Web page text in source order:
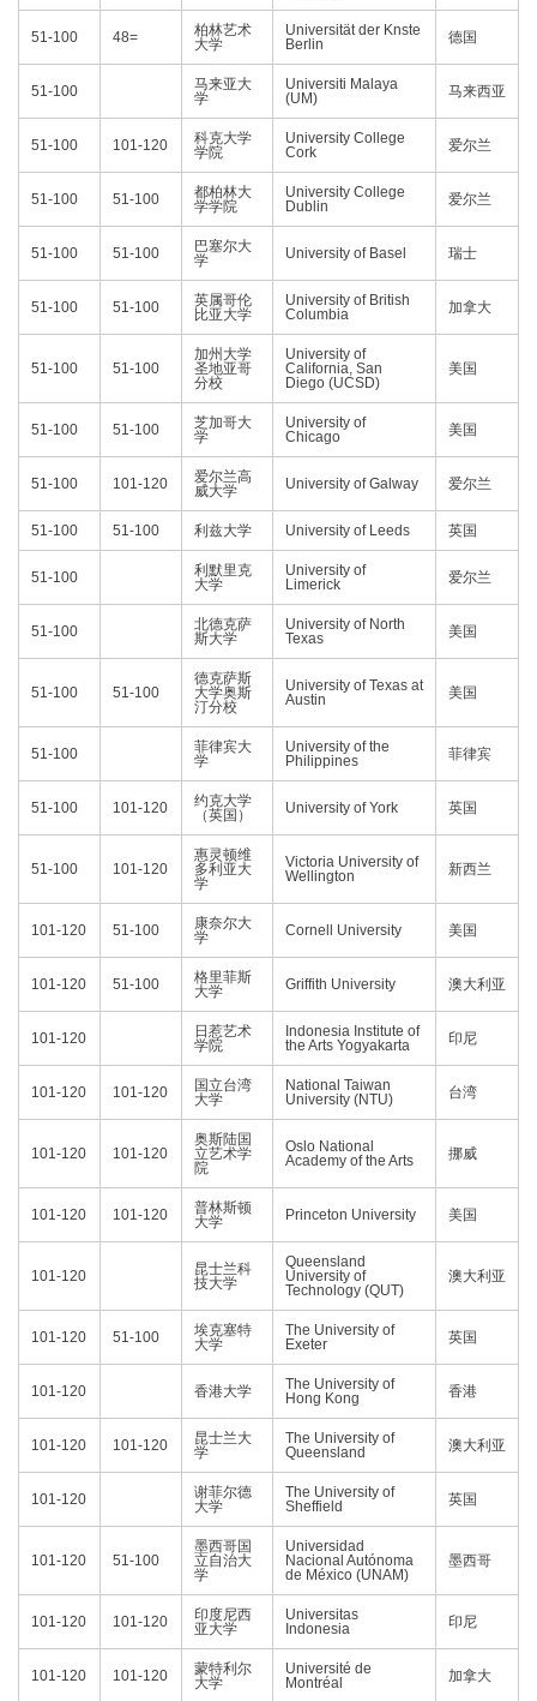
51-100 48=
柏林艺术
大学
Universität der Knste
Berlin
德国
51-100
马来亚大
学
Universiti Malaya
(UM)
马来西亚
51-100 101-120
科克大学
学院
University College
Cork
爱尔兰
51-100 51-100
都柏林大
学学院
University College
Dublin
爱尔兰
51-100 51-100
巴塞尔大
学
University of Basel 瑞士
51-100 51-100
英属哥伦
比亚大学
University of British
Columbia
加拿大
51-100 51-100
加州大学
圣地亚哥
分校
University of
California, San
Diego (UCSD)
美国
51-100 51-100
芝加哥大
学
University of
Chicago
美国
51-100 101-120
爱尔兰高
威大学
University of Galway 爱尔兰
51-100 51-100 利兹大学 University of Leeds 英国
51-100
利默里克
大学
University of
Limerick
爱尔兰
51-100
北德克萨
斯大学
University of North
Texas
美国
51-100 51-100
德克萨斯
大学奥斯
汀分校
University of Texas at
Austin
美国
51-100
菲律宾大
学
University of the
Philippines
菲律宾
51-100 101-120
约克大学
（英国）
University of York 英国
51-100 101-120
惠灵顿维
多利亚大
学
Victoria University of
Wellington
新西兰
101-120 51-100
康奈尔大
学
Cornell University 美国
101-120 51-100
格里菲斯
大学
Griffith University 澳大利亚
101-120
日惹艺术
学院
Indonesia Institute of
the Arts Yogyakarta
印尼
101-120 101-120
国立台湾
大学
National Taiwan
University (NTU)
台湾
101-120 101-120
奥斯陆国
立艺术学
院
Oslo National
Academy of the Arts
挪威
101-120 101-120
普林斯顿
大学
Princeton University 美国
101-120
昆士兰科
技大学
Queensland
University of
Technology (QUT)
澳大利亚
101-120 51-100
埃克塞特
大学
The University of
Exeter
英国
101-120 香港大学
The University of
Hong Kong
香港
101-120 101-120
昆士兰大
学
The University of
Queensland
澳大利亚
101-120
谢菲尔德
大学
The University of
Sheffield
英国
101-120 51-100
墨西哥国
立自治大
学
Universidad
Nacional Autónoma
de México (UNAM)
墨西哥
101-120 101-120
印度尼西
亚大学
Universitas
Indonesia
印尼
101-120 101-120
蒙特利尔
大学
Université de
Montréal
加拿大